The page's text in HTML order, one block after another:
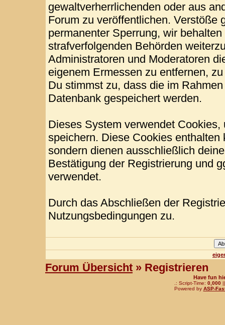
gewaltverherrlichenden oder aus
Forum zu veröffentlichen. Verstöße
permanenter Sperrung, wir
strafverfolgenden Behörden
Administratoren und Moderatoren
eigenem Ermessen zu entfernen,
Du stimmst zu, dass die im
Datenbank gespeichert werden.
Dieses System verwendet
speichern. Diese Cookies
sondern dienen ausschließlich
Bestätigung der Registrierung und
verwendet.
Durch das Abschließen der
Nutzungsbedingungen zu.
Forum Übersicht » Registrieren
Have fun
.: Script-Time: 0,000||
Powered by ASP-